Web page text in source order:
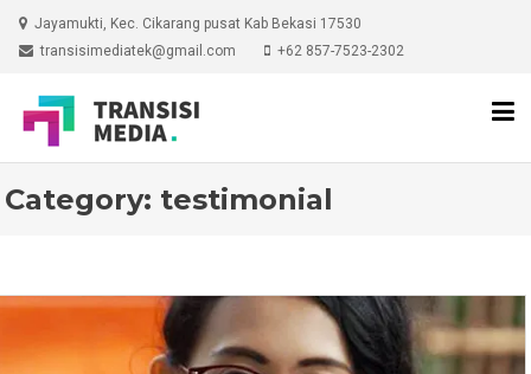
Skip
Jayamukti, Kec. Cikarang pusat Kab Bekasi 17530
transisimediatek@gmail.com
+62 857-7523-2302
Category: testimonial